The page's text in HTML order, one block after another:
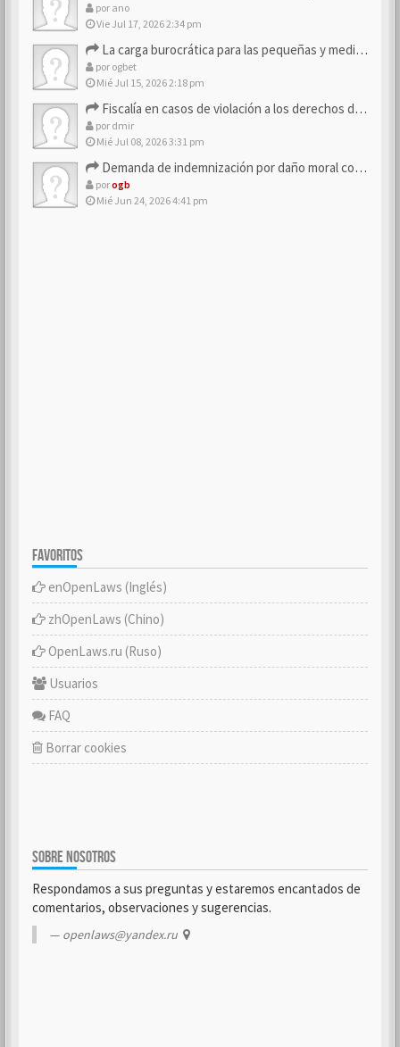
por ano
Vie Jul 17, 2026 2:34 pm
La carga burocrática para las pequeñas y medianas empresas
por ogbet
Mié Jul 15, 2026 2:18 pm
Fiscalía en casos de violación a los derechos de los consum…
por dmir
Mié Jul 08, 2026 3:31 pm
Demanda de indemnización por daño moral contra la empresa
porogb
Mié Jun 24, 2026 4:41 pm
FAVORITOS
enOpenLaws (Inglés)
zhOpenLaws (Chino)
OpenLaws.ru (Ruso)
Usuarios
FAQ
Borrar cookies
SOBRE NOSOTROS
Respondamos a sus preguntas y estaremos encantados de
comentarios, observaciones y sugerencias.
openlaws@yandex.ru